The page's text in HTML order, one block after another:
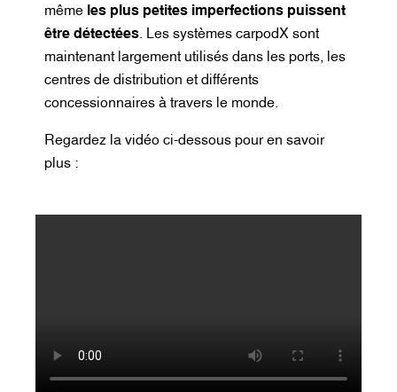
même les plus petites imperfections puissent
être détectées. Les systèmes carpodX sont
maintenant largement utilisés dans les ports, les
centres de distribution et différents
concessionnaires à travers le monde.
Regardez la vidéo ci-dessous pour en savoir
plus :